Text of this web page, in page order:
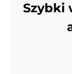
Szybki